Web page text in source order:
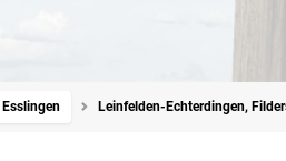
Esslingen Leinfelden-Echterdingen,